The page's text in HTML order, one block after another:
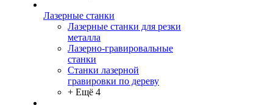
Лазерные станки
Лазерные станки для резки
металла
Лазерно-гравировальные
станки
Станки лазерной
гравировки по дереву
+ Ещё 4